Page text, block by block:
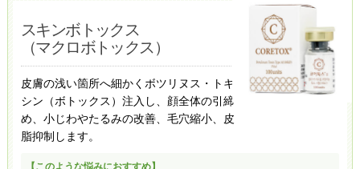
スキンボトックス​
（マクロボトックス）
皮膚の浅い箇所へ細かくボツリヌス・トキ
シン（ボトックス）注入し、顔全体の引締
め、小じわやたるみの改善、毛穴縮小、皮
脂抑制します。​